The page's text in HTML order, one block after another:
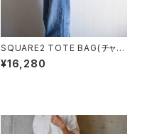
SQUARE2 TOTE BAG(チャコ
ール/グレー）
¥16,280